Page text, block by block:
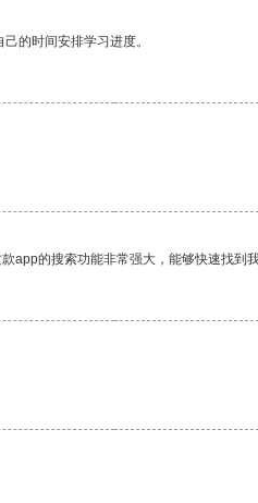
的时间安排学习进度。
app的搜索功能非常强大，能够快速找到我